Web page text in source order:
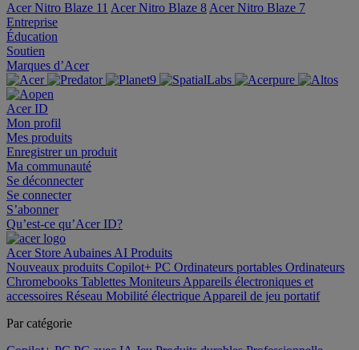
Acer Nitro Blaze 11 Acer Nitro Blaze 8 Acer Nitro Blaze 7
Entreprise
Éducation
Soutien
Marques d’Acer
Acer ID
Mon profil
Mes produits
Enregistrer un produit
Ma communauté
Se déconnecter
Se connecter
S’abonner
Qu’est-ce qu’Acer ID?
Acer Store Aubaines AI Produits
Nouveaux produits Copilot+ PC Ordinateurs portables Ordinateurs
Chromebooks Tablettes Moniteurs Appareils électroniques et
accessoires Réseau Mobilité électrique Appareil de jeu portatif
Par catégorie